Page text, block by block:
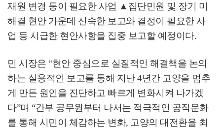
재원 변경 등이 필요한 사업 ▲ 집단민원 및 장기 미
해결 현안 가운데 신속한 보고와 결정이 필요한 사
업 등 시급한 현안사항을 집중 보고할 예정이다.
민 시장은 “현안 중심으로 실질적인 해결책을 논의
하는 실용적인 보고를 통해 지난4년간 고양을 멈추
게 만든 원인을 진단하고 빠르게 변화시켜 나가겠
다”며 “간부 공무원부터 나서는 적극적인 공직문화
를 통해 시민이 체감하는 변화, 고양의 대전환을 최